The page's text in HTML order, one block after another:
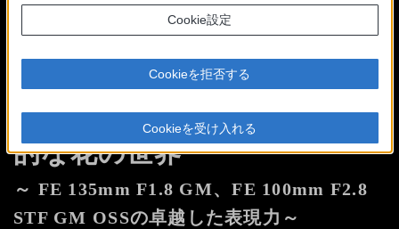
レンズが真価を発揮する芸術
的な花の世界
～ FE 135mm F1.8 GM、FE 100mm F2.8
STF GM OSSの卓越した表現力～
Cookie設定
Cookieを拒否する
Cookieを受け入れる